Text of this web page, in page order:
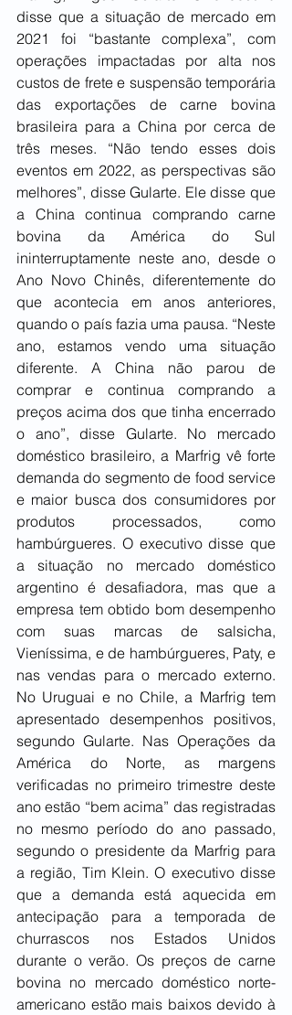
disse que a situação de mercado em
2021 foi “bastante complexa”, com
operações impactadas por alta nos
custos de frete e suspensão temporária
das exportações de carne bovina
brasileira para a China por cerca de
três meses. “Não tendo esses dois
eventos em 2022, as perspectivas são
melhores”, disse Gularte. Ele disse que
a China continua comprando carne
bovina da América do Sul
ininterruptamente neste ano, desde o
Ano Novo Chinês, diferentemente do
que acontecia em anos anteriores,
quando o país fazia uma pausa. “Neste
ano, estamos vendo uma situação
diferente. A China não parou de
comprar e continua comprando a
preços acima dos que tinha encerrado
o ano”, disse Gularte. No mercado
doméstico brasileiro, a Marfrig vê forte
demanda do segmento de food service
e maior busca dos consumidores por
produtos processados, como
hambúrgueres. O executivo disse que
a situação no mercado doméstico
argentino é desafiadora, mas que a
empresa tem obtido bom desempenho
com suas marcas de salsicha,
Vieníssima, e de hambúrgueres, Paty, e
nas vendas para o mercado externo.
No Uruguai e no Chile, a Marfrig tem
apresentado desempenhos positivos,
segundo Gularte. Nas Operações da
América do Norte, as margens
verificadas no primeiro trimestre deste
ano estão “bem acima” das registradas
no mesmo período do ano passado,
segundo o presidente da Marfrig para
a região, Tim Klein. O executivo disse
que a demanda está aquecida em
antecipação para a temporada de
churrascos nos Estados Unidos
durante o verão. Os preços de carne
bovina no mercado doméstico norte-
americano estão mais baixos devido à